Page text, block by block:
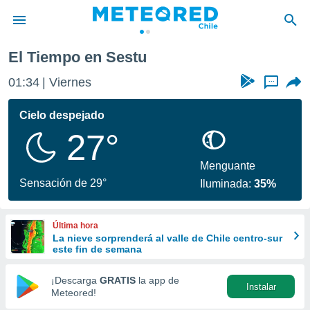
de
por
se
calidad.
a este
las
y
forma
digital
basada
El Tiempo en Sestu
01:34 Viernes ...
Cielo despejado
27°
Sensación de 29°
Menguante
Iluminada:35%
Última hora
La nieve sorprenderá al valle de Chile centro-sur
este fin de semana
¡Descarga GRATIS la app de
Meteored!
Instalar